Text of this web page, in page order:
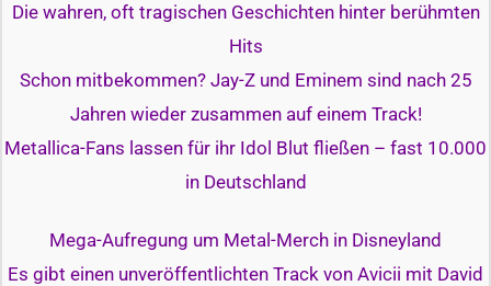
Die wahren, oft tragischen Geschichten hinter berühmten
Hits
Schon mitbekommen? Jay-Z und Eminem sind nach 25
Jahren wieder zusammen auf einem Track!
Metallica-Fans lassen für ihr Idol Blut fließen – fast 10.000
in Deutschland
Mega-Aufregung um Metal-Merch in Disneyland
Es gibt einen unveröffentlichten Track von Avicii mit David